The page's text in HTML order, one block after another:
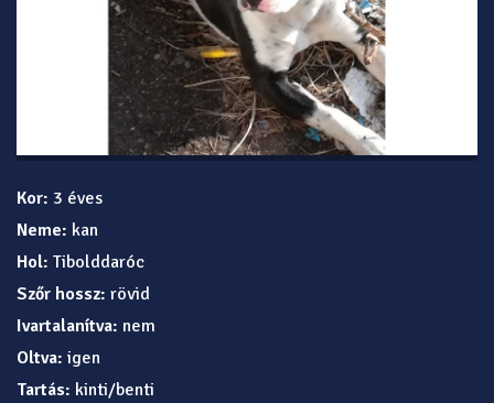
Kor: 3 éves
Neme: kan
Hol: Tibolddaróc
Szőr hossz: rövid
Ivartalanítva: nem
Oltva: igen
Tartás: kinti/benti